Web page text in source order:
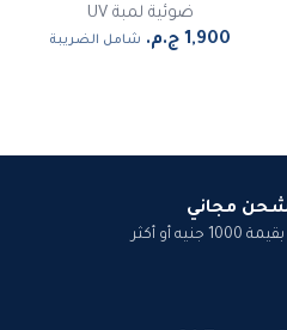
ضوئية لمبة UV
شامل الضريبة
مجاني
أو أكثر